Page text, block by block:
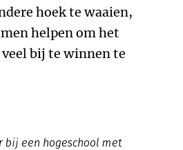
hoek te waaien,
helpen om het
bij te winnen te
bij een hogeschool met